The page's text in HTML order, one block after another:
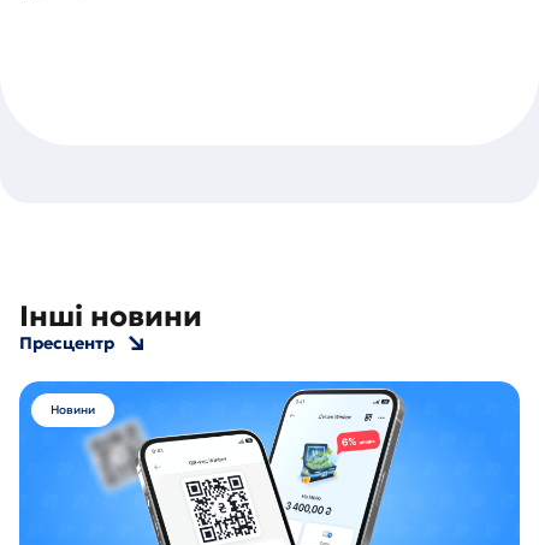
Інші новини
Пресцентр
Новини